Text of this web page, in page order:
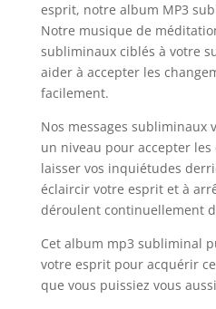
esprit, notre album MP3
Notre musique de
subliminaux ciblés à votre
aider à accepter les
facilement.
Nos messages subliminaux
un niveau pour accepter les
laisser vos inquiétudes
éclaircir votre esprit et à
déroulent continuellement
Cet album mp3 subliminal
votre esprit pour acquérir
que vous puissiez vous